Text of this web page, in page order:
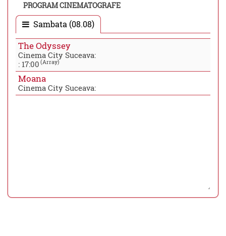
PROGRAM CINEMATOGRAFE
Sambata (08.08)
The Odyssey
Cinema City Suceava:
: 17:00 (Array)
Moana
Cinema City Suceava: